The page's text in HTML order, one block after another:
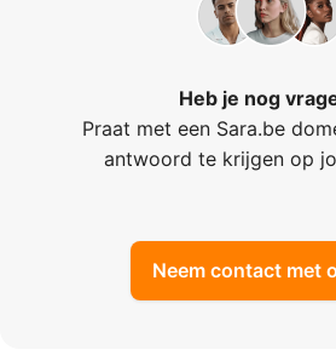
Heb je nog
Praat met een Sara.be
antwoord te krijgen op
Neem contact met